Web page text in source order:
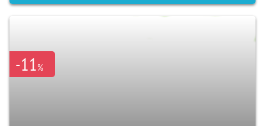
-11%